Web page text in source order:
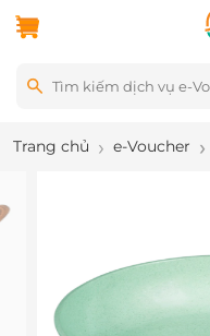
Trang chủ e-Voucher